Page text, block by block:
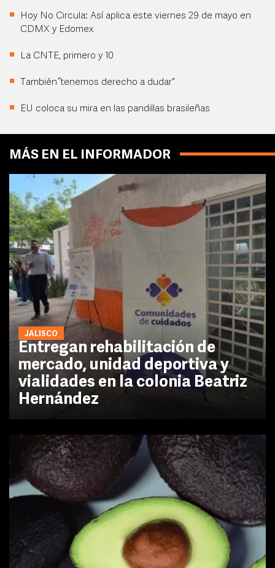
Hoy No Circula: Así aplica este viernes 29 de mayo en
CDMX y Edomex
La CNTE, primero y 10
También “tenemos derecho a dudar”
EU coloca su mira en las pandillas brasileñas
MÁS EN EL INFORMADOR
JALISCO
Entregan rehabilitación de
mercado, unidad deportiva y
vialidades en la colonia Beatriz
Hernández